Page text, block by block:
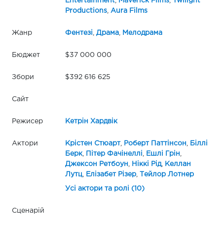
Productions, Aura Films
Жанр Фентезі Драма, Мелодрама
Бюджет $37 000 000
Збори $392 616 625
Сайт
Режисер Кетрін Хардвік
Актори Крістен Стюарт, Роберт Паттінсон
Біллі
Берк, Пітер Фачінеллі Ешлі Грін
Джексон Ретбоун
Ніккі Рід,
Келлан
Лутц, Елізабет Різер, Тейлор Лотнер
Усі актори та ролі (10)
Сценарій